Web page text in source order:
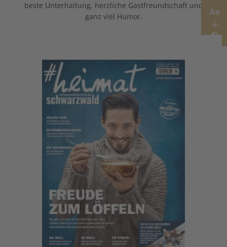
Aa
beste Unterhaltung, herzliche Gastfreundschaft und
ganz viel Humor.